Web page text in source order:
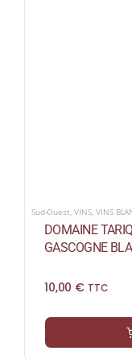
Sud-Ouest,VINS,VINS
DOMAINE
GASCOGNE
10,00 € TTC